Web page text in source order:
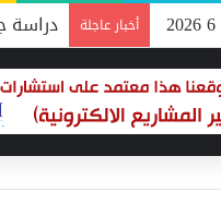
أخبار عاجلة دراسة